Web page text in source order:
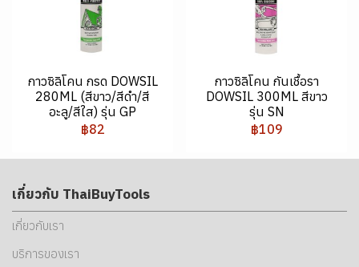
กาวซิลิโคน กรด DOWSIL
280ML (สีขาว/สีดำ/สี
อะลู/สีใส) รุ่น GP
฿82
กาวซิลิโคน กันเชื้อรา
DOWSIL 300ML สีขาว
รุ่น SN
฿109
เกี่ยวกับ ThaiBuyTools
เกี่ยวกับเรา
บริการของเรา